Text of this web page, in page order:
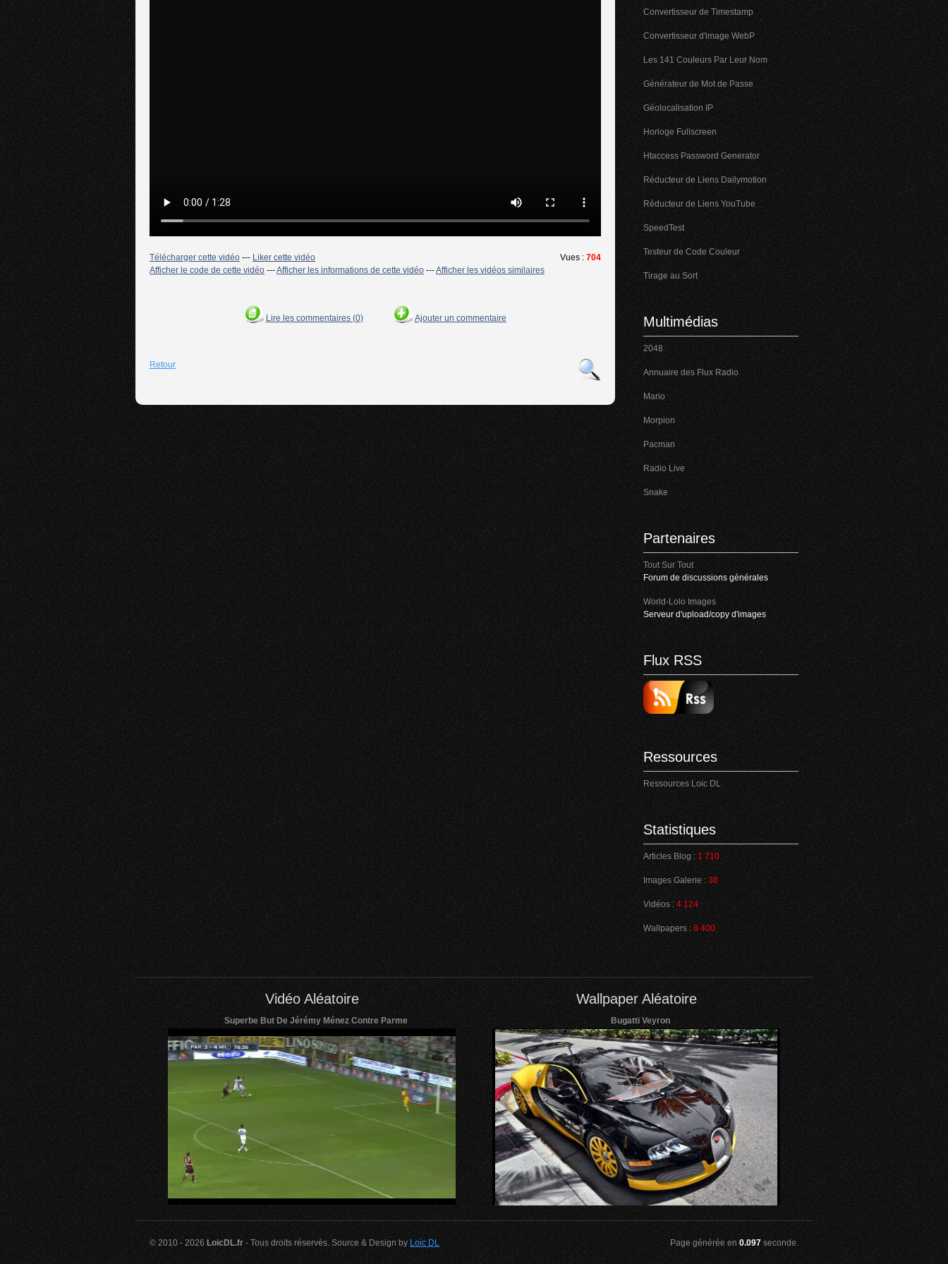
Télécharger cette vidéo --- Liker cette vidéo Vues : 704
Afficher le code de cette vidéo ---Afficher les informations de cette vidéo ---Afficher les vidéos similaires
Lire les commentaires (0) Ajouter un commentaire
Retour
Convertisseur de Timestamp
Convertisseur d'image WebP
Les 141 Couleurs Par Leur Nom
Générateur de Mot de Passe
Géolocalisation IP
Horloge Fullscreen
Htaccess Password Generator
Réducteur de Liens Dailymotion
Réducteur de Liens YouTube
SpeedTest
Testeur de Code Couleur
Tirage au Sort
Multimédias
2048
Annuaire des Flux Radio
Mario
Morpion
Pacman
Radio Live
Snake
Partenaires
Tout Sur Tout
Forum de discussions générales
World-Lolo Images
Serveur d'upload/copy d'images
Flux RSS
Ressources
Ressources Loic DL
Statistiques
Articles Blog : 1 710
Images Galerie : 38
Vidéos : 4 124
Wallpapers :8 400
Vidéo Aléatoire
Superbe But De Jérémy Ménez Contre Parme
Wallpaper Aléatoire
Bugatti Veyron
© 2010 - 2026LoicDL.fr - Tous droits réservés. Source & Design by Loic DL Page générée en 0.097 seconde.